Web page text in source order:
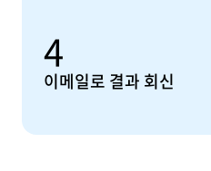
4
이메일로 결과 회신